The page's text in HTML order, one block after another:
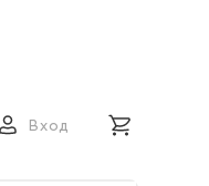
Вход